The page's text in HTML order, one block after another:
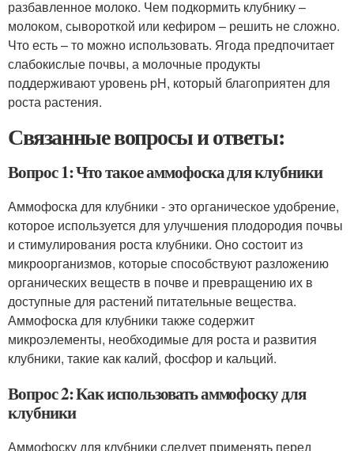
разбавленное молоко. Чем подкормить клубнику –
молоком, сывороткой или кефиром – решить не сложно.
Что есть – то можно использовать. Ягода предпочитает
слабокислые почвы, а молочные продукты
поддерживают уровень pH, который благоприятен для
роста растения.
Связанные вопросы и ответы:
Вопрос 1: Что такое аммофоска для клубники
Аммофоска для клубники - это органическое удобрение,
которое используется для улучшения плодородия почвы
и стимулирования роста клубники. Оно состоит из
микроорганизмов, которые способствуют разложению
органических веществ в почве и превращению их в
доступные для растений питательные вещества.
Аммофоска для клубники также содержит
микроэлементы, необходимые для роста и развития
клубники, такие как калий, фосфор и кальций.
Вопрос 2: Как использовать аммофоску для
клубники
Аммофоску для клубники следует применять перед